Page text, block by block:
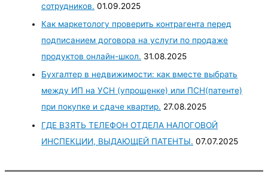
сотрудников. 01.09.2025
Как маркетологу проверить контрагента перед
подписанием договора на услуги по продаже
продуктов онлайн-школ. 31.08.2025
Бухгалтер в недвижимости: как вместе выбрать
между ИП на УСН (упрощенке) или ПСН(патенте)
при покупке и сдаче квартир. 27.08.2025
ГДЕ ВЗЯТЬ ТЕЛЕФОН ОТДЕЛА НАЛОГОВОЙ
ИНСПЕКЦИИ, ВЫДАЮЩЕЙ ПАТЕНТЫ. 07.07.2025